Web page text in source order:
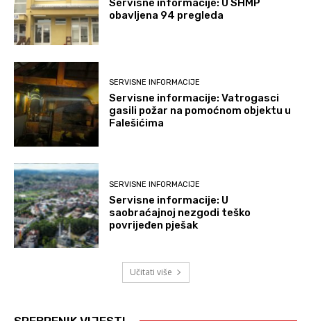
Servisne informacije: U SHMP
obavljena 94 pregleda
SERVISNE INFORMACIJE
Servisne informacije: Vatrogasci
gasili požar na pomoćnom objektu u
Falešićima
SERVISNE INFORMACIJE
Servisne informacije: U
saobraćajnoj nezgodi teško
povrijeđen pješak
Učitati više